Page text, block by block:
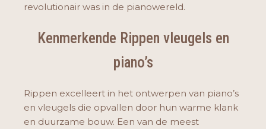
revolutionair was in de pianowereld.
Kenmerkende Rippen vleugels en
piano’s
Rippen excelleert in het ontwerpen van piano’s
en vleugels die opvallen door hun warme klank
en duurzame bouw. Een van de meest